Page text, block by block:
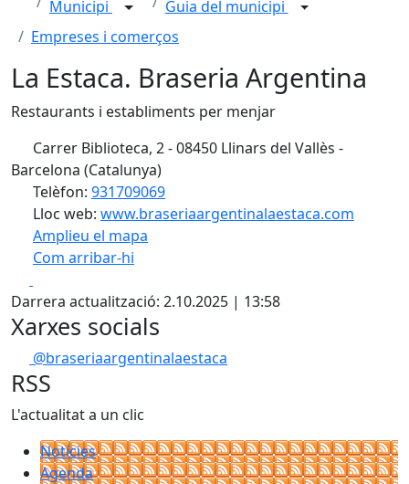
Municipi
Guia del municipi
Empreses i comerços
La Estaca. Braseria Argentina
Restaurants i establiments per menjar
Carrer Biblioteca, 2 - 08450 Llinars del Vallès -
Barcelona (Catalunya)
Telèfon: 931709069
Lloc web: www.braseriaargentinalaestaca.com
Amplieu el mapa
Com arribar-hi
+
−
Darrera actualització: 2.10.2025 | 13:58
Xarxes socials
@braseriaargentinalaestaca
RSS
L'actualitat a un clic
Notícies
Agenda